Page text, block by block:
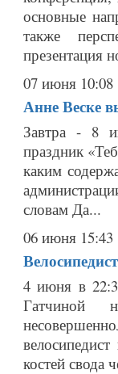
основные
также
презентация
07 июня 10:08
Анне Веске
Завтра - 8
праздник
каким
словам Да...
06 июня 15:43
4 июня в
Гатчиной
костей свода